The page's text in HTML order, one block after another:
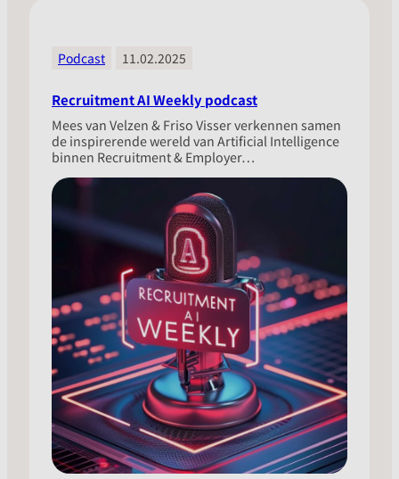
Podcast 11.02.2025
Recruitment AI Weekly podcast
Mees van Velzen & Friso Visser verkennen samen
de inspirerende wereld van Artificial Intelligence
binnen Recruitment & Employer…